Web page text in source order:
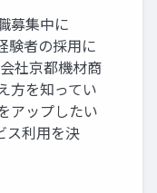
募集中に
験者の採⽤に
社京都機材商
⽅を知ってい
アップしたい
ス利⽤を決